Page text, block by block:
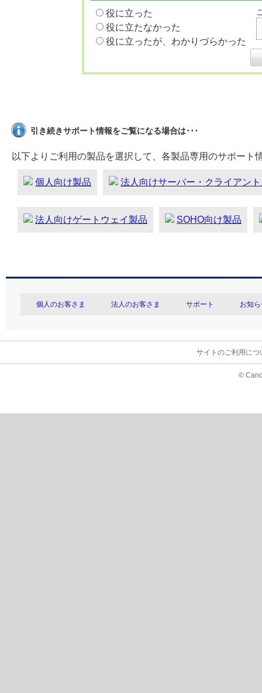
役に立った
役に立たなかった
役に立ったが、わかりづらかった
引き続きサポート情報をご覧になる場合は･･･
以下よりご利用の製品を選択して、各製品専用のサポート
個人向け製品 法人向けサーバー・クライアン
法人向けゲートウェイ製品 SOHO向け製品
個人のお客さま 法人のお客さま サポート お知
サイトのご利用につ
©